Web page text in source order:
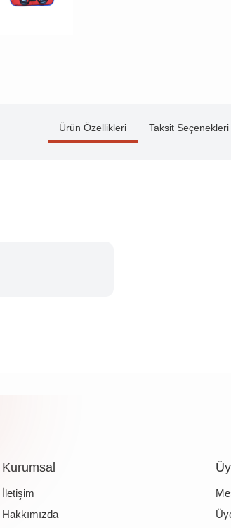
Ürün Özellikleri Taksit Seçenekleri
Kurumsal
İletişim
Hakkımızda